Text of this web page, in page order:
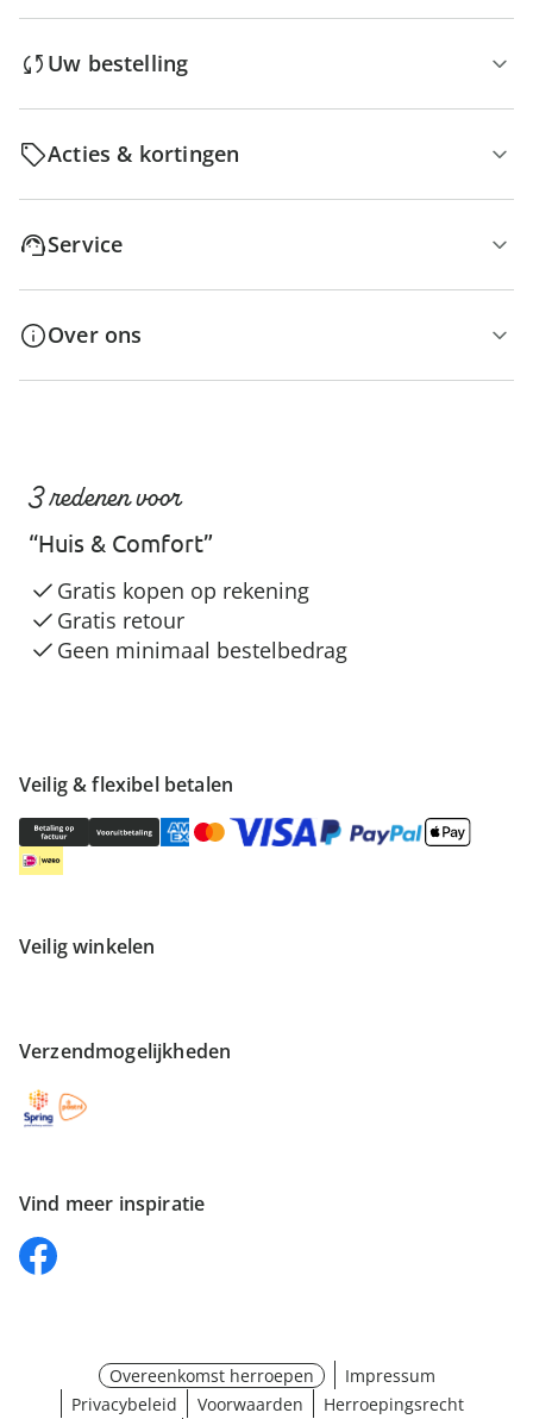
Uw bestelling
Acties & kortingen
Service
Over ons
Veilig & flexibel betalen
Veilig winkelen
Verzendmogelijkheden
Vind meer inspiratie
3 redenen voor
“Huis & Comfort”
Gratis kopen op rekening
Gratis retour
Geen minimaal bestelbedrag
Overeenkomst herroepen
Impressum
Privacybeleid
Voorwaarden Herroepingsrecht